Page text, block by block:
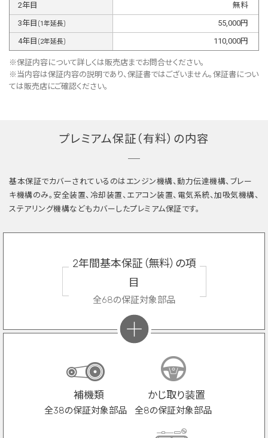
2年目
無料
3年目 (1年延長) 55,000円
4年目 (2年延長) 110,000円
※保証内容について詳しくは販売店までお問合せください。
※当内容は保証内容の説明であり、保証書ではございません。保証書につい
ては販売店にご確認ください。
プレミアム保証（有料）の内容
基本保証でカバーされているのはエンジン機構、動力伝達機構、ブレー
キ機構のみ。安全装置、冷却装置、エアコン装置、電気系統、加吸気機構、
ステアリング機構などもカバーしたプレミアム保証です。
2年間基本保証（無料）の項
目
全68の保証対象部品
補機類
全38の保証対象部品
かじ取り装置
全8の保証対象部品